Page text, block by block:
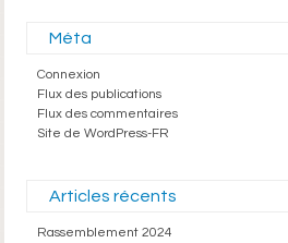
Méta
Connexion
Flux des publications
Flux des commentaires
Site de WordPress-FR
Articles récents
Rassemblement 2024